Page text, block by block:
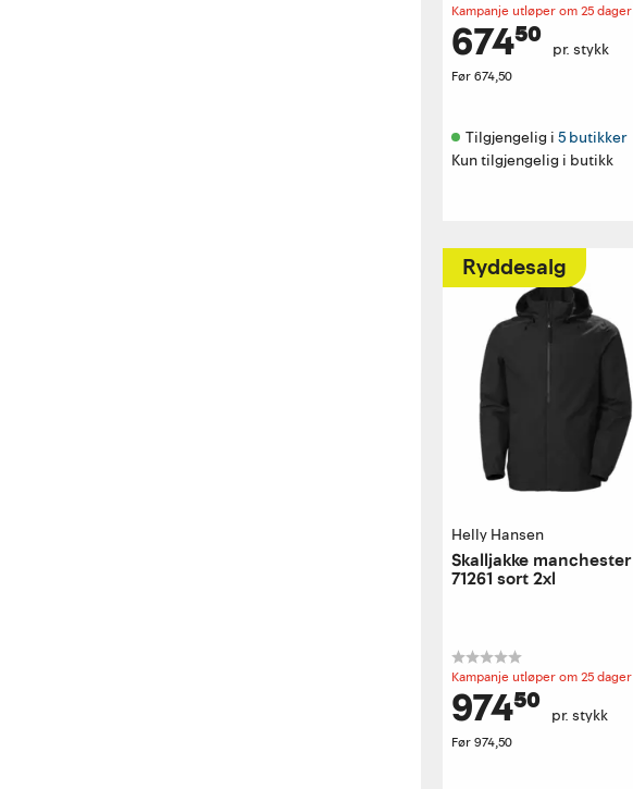
Kampanje utløper om 25 dager
674⁵⁰ pr. stykk
Før674,50
Tilgjengelig i 5 butikker
Kun tilgjengelig i butikk
Ryddesalg
Helly Hansen
Skalljakke manchester
71261 sort 2xl
Kampanje utløper om 25 dager
974⁵⁰ pr. stykk
Før974,50